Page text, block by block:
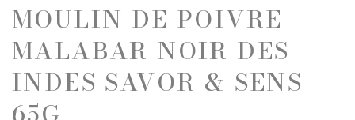
ÉPICERIE SUCRÉE
CHOCOLATS ET SPÉCIALITÉS
CONFITURES
DESSERTS
DESSERTS
FRUITS AU SIROP OU ALCOOL
JUS ET SIROPS
MIELS
MOULIN DE POIVRE
MALABAR NOIR DES
INDES SAVOR & SENS